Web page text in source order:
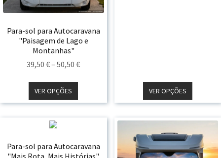
Para-sol para Autocaravana
"Paisagem de Lago e
Montanhas"
39,50€– 50,50€Price
Through
VER OPÇÕES VER OPÇÕES
Para-sol para Autocaravana
"Mais Rota, Mais Histórias"